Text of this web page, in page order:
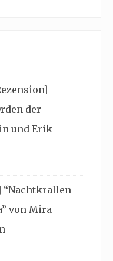
der
und Erik
“Nachtkrallen
von Mira